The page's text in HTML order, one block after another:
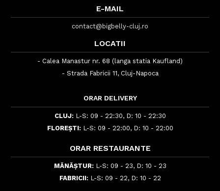
E-MAIL
contact@bigbelly-cluj.ro
LOCATII
- Calea Manastur nr. 68 (langa statia Kaufland)
- Strada Fabricii 11, Cluj-Napoca
ORAR DELIVERY
CLUJ:L-S: 09 - 22:30, D: 10 - 22:30
FLOREȘTI:L-S: 09 - 22:00, D: 10 - 22:00
ORAR RESTAURANTE
MĂNĂȘTUR:L-S: 09 - 23, D: 10 - 23
FABRICII:L-S: 09 - 22, D: 10 - 22